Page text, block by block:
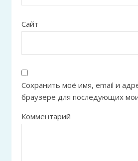
Сайт
Сохранить моё имя, email и
браузере для последующих
Комментарий